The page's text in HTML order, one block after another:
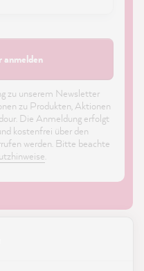
zu unserem Newsletter
zu Produkten, Aktionen
Die Anmeldung erfolgt
kostenfrei über den
werden. Bitte beachte
.